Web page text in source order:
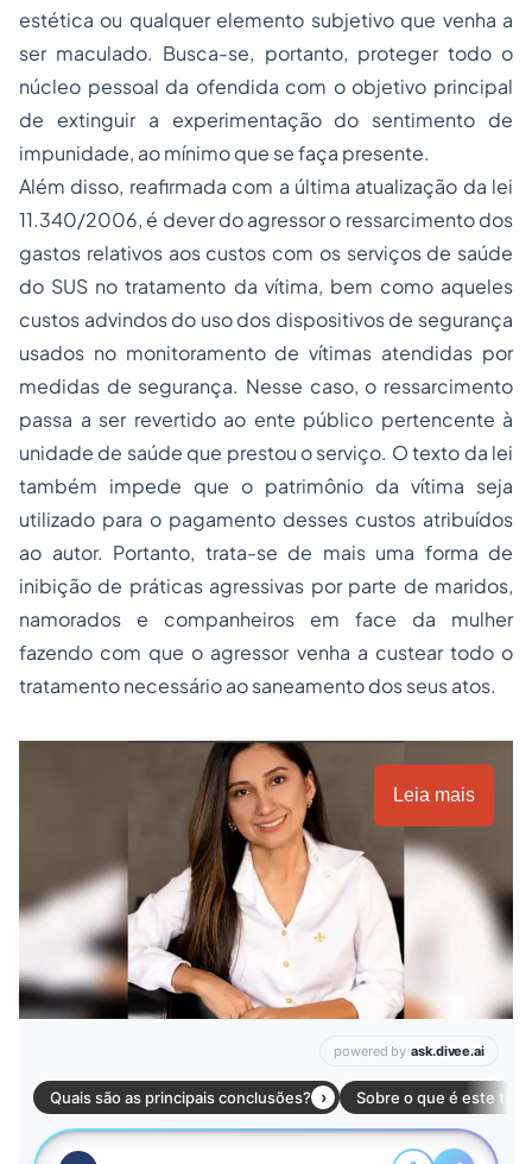
estética ou qualquer elemento subjetivo que venha a
ser maculado. Busca-se, portanto, proteger todo o
núcleo pessoal da ofendida com o objetivo principal
de extinguir a experimentação do sentimento de
impunidade, ao mínimo que se faça presente.
Além disso, reafirmada com a última atualização da lei
11.340/2006, é dever do agressor o ressarcimento dos
gastos relativos aos custos com os serviços de saúde
do SUS no tratamento da vítima, bem como aqueles
custos advindos do uso dos dispositivos de segurança
usados no monitoramento de vítimas atendidas por
medidas de segurança. Nesse caso, o ressarcimento
passa a ser revertido ao ente público pertencente à
unidade de saúde que prestou o serviço. O texto da lei
também impede que o patrimônio da vítima seja
utilizado para o pagamento desses custos atribuídos
ao autor. Portanto, trata-se de mais uma forma de
inibição de práticas agressivas por parte de maridos,
namorados e companheiros em face da mulher
fazendo com que o agressor venha a custear todo o
tratamento necessário ao saneamento dos seus atos.
Leia mais